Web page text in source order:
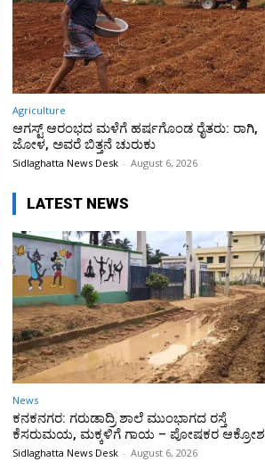
Agriculture
ಆಗಸ್ಟ್ ಆರಂಭದ ಮಳೆಗೆ ಹರ್ಷಗೊಂಡ ರೈತರು: ರಾಗಿ,
ಜೋಳ, ಅವರೆ ಬಿತ್ತನೆ ಚುರುಕು
Sidlaghatta News Desk - August 6, 2026
LATEST NEWS
News
ಕನಕನಗರ: ಗರುಡಾದ್ರಿ ಶಾಲೆ ಮುಂಭಾಗದ ರಸ್ತೆ
ಕೆಸರುಮಯ, ಮಕ್ಕಳಿಗೆ ಗಾಯ – ಪೋಷಕರ ಆಕ್ರೋಶ
Sidlaghatta News Desk - August 6, 2026